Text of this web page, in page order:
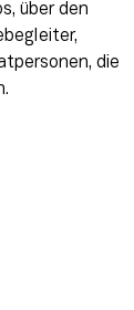
über den
die